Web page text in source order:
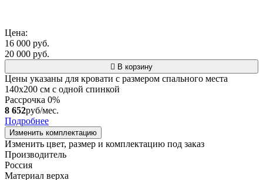
Цена:
16 000 руб.
20 000 руб.
В корзину
Цены указаны для кровати с размером спального места
140х200 см с одной спинкой
Рассрочка 0%
8 652руб/мес.
Подробнее
Изменить комплектацию
Изменить цвет, размер и комплектацию под заказ
Производитель
Россия
Материал верха